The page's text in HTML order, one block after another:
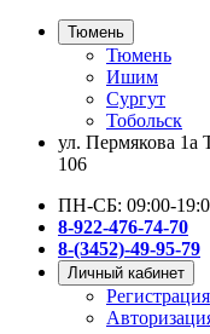
Тюмень
Тюмень
Ишим
Сургут
Тобольск
ул. Пермякова 1а
106
ПН-СБ: 09:00-
8-922-476-74-70
8-(3452)-49-95-79
Личный кабинет
Регистрация